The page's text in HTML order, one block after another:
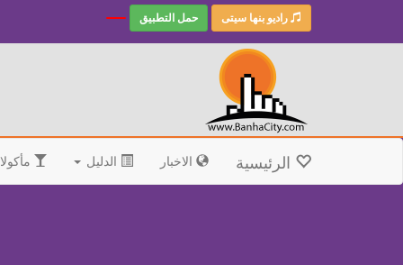
راديو بنها سيتى حمل التطبيق
الرئيسية الاخبار الدليل